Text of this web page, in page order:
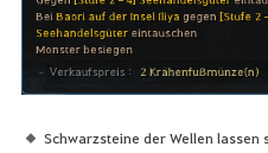
Schwarzsteine der Wellen